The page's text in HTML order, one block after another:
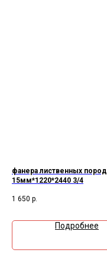
фанера лиственных пород
15мм*1220*2440 3/4
1 650 р.
Подробнее